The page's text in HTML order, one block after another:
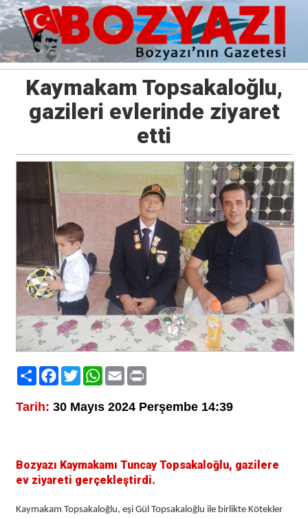
Kaymakam Topsakaloğlu,
gazileri evlerinde ziyaret
etti
PaylaşFacebook
TwitterWhatsApp
EmailPrint
Tarih: 30 Mayıs 2024 Perşembe 14:39
Bozyazı Kaymakamı Tuncay Topsakaloğlu, gazilere
ev ziyareti gerçekleştirdi.
Kaymakam Topsakaloğlu, eşi Gül Topsakaloğlu ile birlikte Kötekler